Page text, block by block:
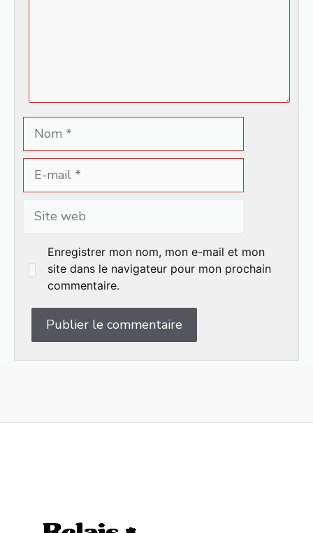
mail
web
Enregistrer mon nom, mon e-mail et mon
site dans le navigateur pour mon prochain
commentaire.